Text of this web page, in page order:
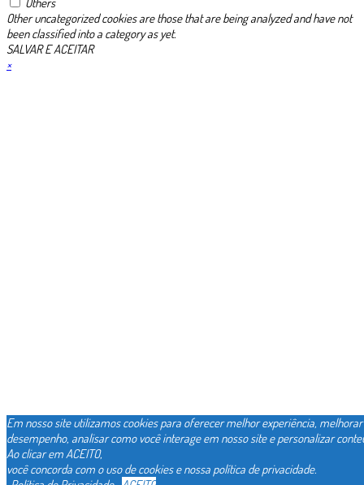
Em nosso site utilizamos cookies para oferecer melhor experiência,
desempenho, analisar como você interage em nosso site e personalizar
Ao clicar em ACEITO,
você concorda com o uso de cookies e nossa política de privacidade.
Other uncategorized cookies are those that are being analyzed and have not
been classified into a category as yet.
SALVAR E ACEITAR
×